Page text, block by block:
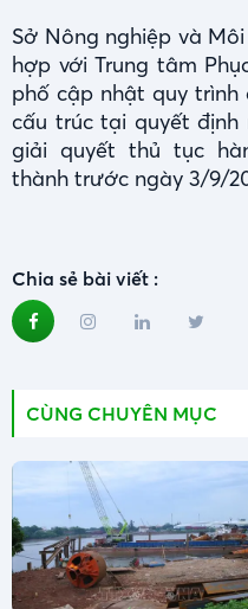
Sở Nông nghiệp và
hợp với Trung tâm
phố cập nhật quy
cấu trúc tại quyết
giải quyết thủ tục
thành trước ngày 3/9/
Chia sẻ bài viết :
CÙNG CHUYÊN MỤC